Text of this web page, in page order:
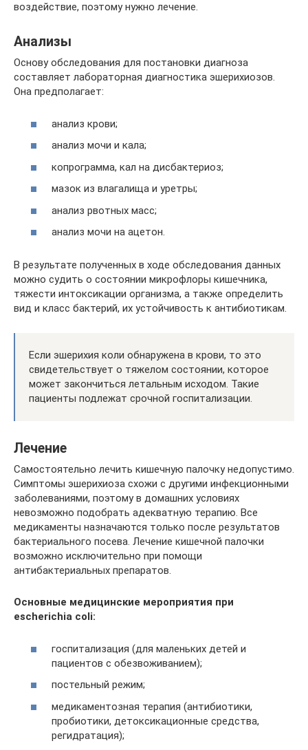
воздействие, поэтому нужно лечение.
Анализы
Основу обследования для постановки диагноза
составляет лабораторная диагностика эшерихиозов.
Она предполагает:
анализ крови;
анализ мочи и кала;
копрограмма, кал на дисбактериоз;
мазок из влагалища и уретры;
анализ рвотных масс;
анализ мочи на ацетон.
В результате полученных в ходе обследования данных
можно судить о состоянии микрофлоры кишечника,
тяжести интоксикации организма, а также определить
вид и класс бактерий, их устойчивость к антибиотикам.
Если эшерихия коли обнаружена в крови, то это
свидетельствует о тяжелом состоянии, которое
может закончиться летальным исходом. Такие
пациенты подлежат срочной госпитализации.
Лечение
Самостоятельно лечить кишечную палочку недопустимо.
Симптомы эшерихиоза схожи с другими инфекционными
заболеваниями, поэтому в домашних условиях
невозможно подобрать адекватную терапию. Все
медикаменты назначаются только после результатов
бактериального посева. Лечение кишечной палочки
возможно исключительно при помощи
антибактериальных препаратов.
Основные медицинские мероприятия при
escherichia coli:
госпитализация (для маленьких детей и
пациентов с обезвоживанием);
постельный режим;
медикаментозная терапия (антибиотики,
пробиотики, детоксикационные средства,
регидратация);